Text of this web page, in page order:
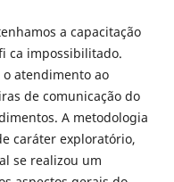
a capacitação
ca impossibilitado.
atendimento ao
de comunicação do
A metodologia
caráter exploratório,
se realizou um